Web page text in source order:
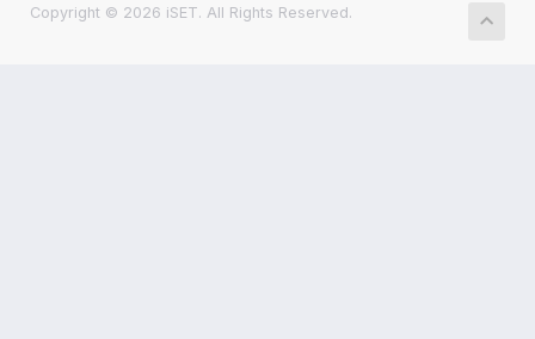
Copyright © 2026 iSET. All Rights Reserved.